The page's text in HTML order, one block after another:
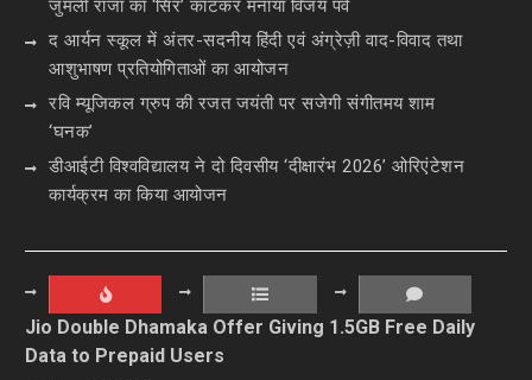
जुमली राजा का ‘सिर’ काटकर मनाया विजय पर्व
द आर्यन स्कूल में अंतर-सदनीय हिंदी एवं अंग्रेज़ी वाद-विवाद तथा
आशुभाषण प्रतियोगिताओं का आयोजन
रवि म्यूजिकल ग्रुप की रजत जयंती पर सजेगी संगीतमय शाम
‘घनक’
डीआईटी विश्वविद्यालय ने दो दिवसीय ‘दीक्षारंभ 2026’ ओरिएंटेशन
कार्यक्रम का किया आयोजन
Jio Double Dhamaka Offer Giving 1.5GB Free Daily
Data to Prepaid Users